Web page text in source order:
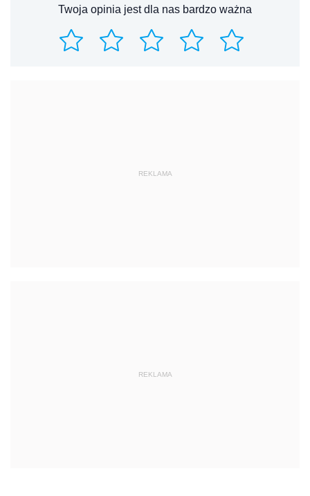
Twoja opinia jest dla nas bardzo ważna
REKLAMA
REKLAMA